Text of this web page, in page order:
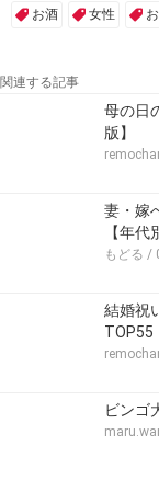
お酒 女性
関連する記事
母の日
版】
妻・嫁
【年代
もどる /
結婚祝
TOP55
ビンゴ